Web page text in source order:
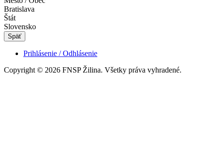
Bratislava
Štát
Slovensko
Späť
Prihlásenie / Odhlásenie
Copyright © 2026 FNSP Žilina. Všetky práva vyhradené.